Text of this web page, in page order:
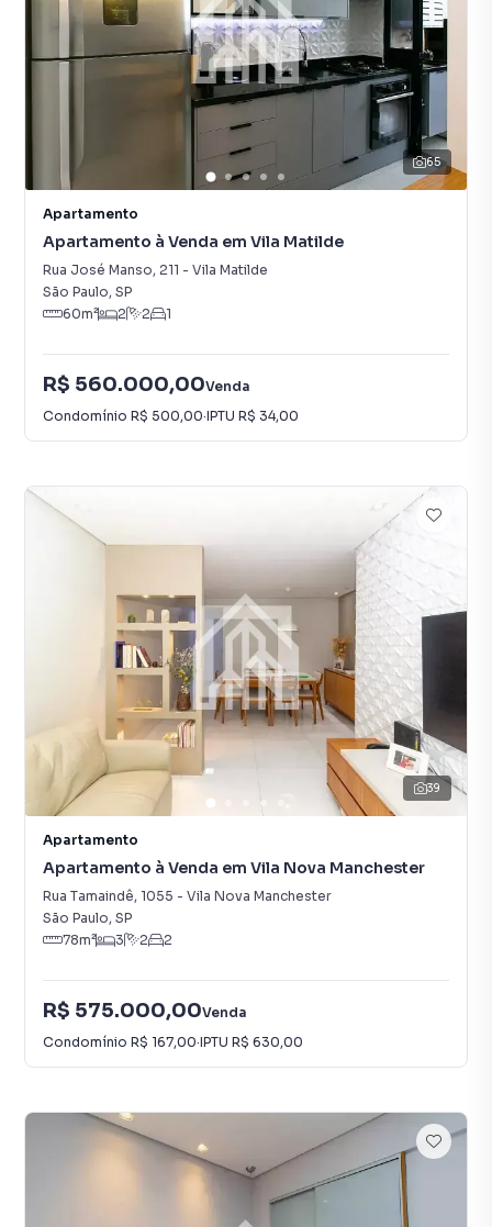
65
Apartamento
Apartamento à Venda em Vila Matilde
Rua José Manso, 211 - Vila Matilde
São Paulo, SP
60m² 2 2 1
R$ 560.000,00Venda
Condomínio R$ 500,00·IPTU R$ 34,00
39
Apartamento
Apartamento à Venda em Vila Nova Manchester
Rua Tamaindê, 1055 - Vila Nova Manchester
São Paulo, SP
78m² 3 2 2
R$ 575.000,00Venda
Condomínio R$ 167,00·IPTU R$ 630,00